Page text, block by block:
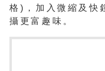
格)，加入微縮及快
攝更富趣味。